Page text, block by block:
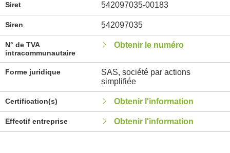
Siret 542097035-00183
Siren 542097035
N° de TVA
intracommunautaire
Obtenir le numéro
Forme juridique
SAS, société par actions
simplifiée
Certification(s) Obtenir l'information
Effectif entreprise Obtenir l'information